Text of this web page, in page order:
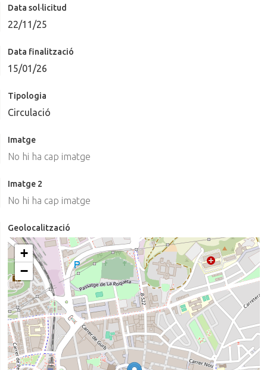
Data sol·licitud
22/11/25
Data finalització
15/01/26
Tipologia
Circulació
Imatge
No hi ha cap imatge
Imatge 2
No hi ha cap imatge
Geolocalització
+
−